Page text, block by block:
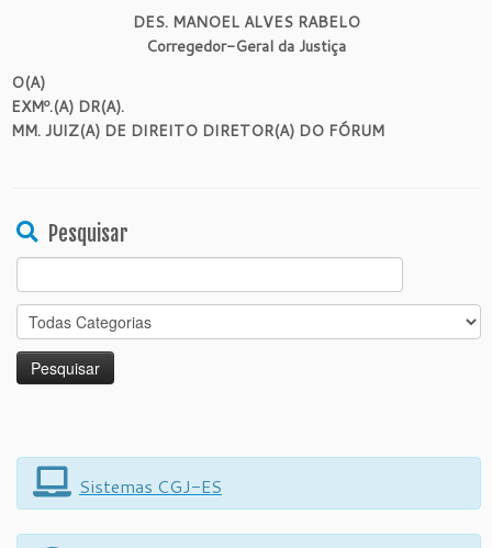
DES. MANOEL ALVES RABELO
Corregedor-Geral da Justiça
O(A)
EXMº.(A) DR(A).
MM. JUIZ(A) DE DIREITO DIRETOR(A) DO FÓRUM
Pesquisar
Search
for:
Sistemas CGJ-ES